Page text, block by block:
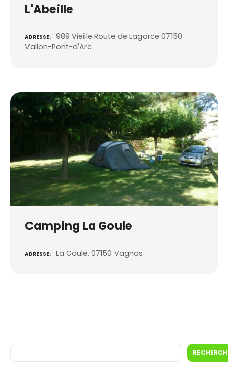
L'Abeille
ADRESSE
989 Vieille Route de Lagorce 07150
Vallon-Pont-d'Arc
Camping La Goule
ADRESSE La Goule, 07150 Vagnas